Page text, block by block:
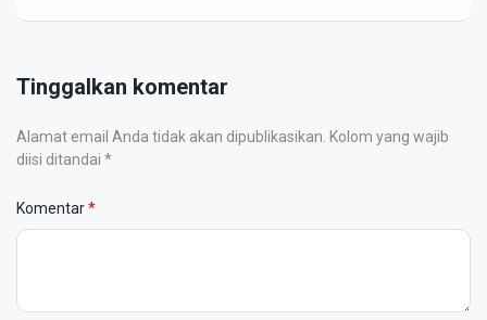
Tinggalkan komentar
Alamat email Anda tidak akan dipublikasikan. Kolom yang wajib
diisi ditandai *
Komentar